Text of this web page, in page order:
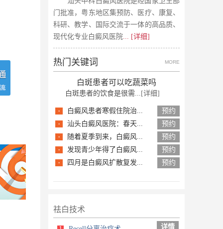
门批准，粤东地区集预防、医疗、康复、
科研、教学、国际交流于一体的高品质、
现代化专业白癜风医院... [详细]
热门关键词 MORE
白斑患者可以吃蔬菜吗
白斑患者的饮食是很需... [详细]
· 白癜风患者寒假住院治... 预约
· 汕头白癜风医院：春天... 预约
· 随着夏季到来，白癜风... 预约
· 发现青少年得了白癜风... 预约
· 四月是白癜风扩散复发... 预约
祛白技术
详情